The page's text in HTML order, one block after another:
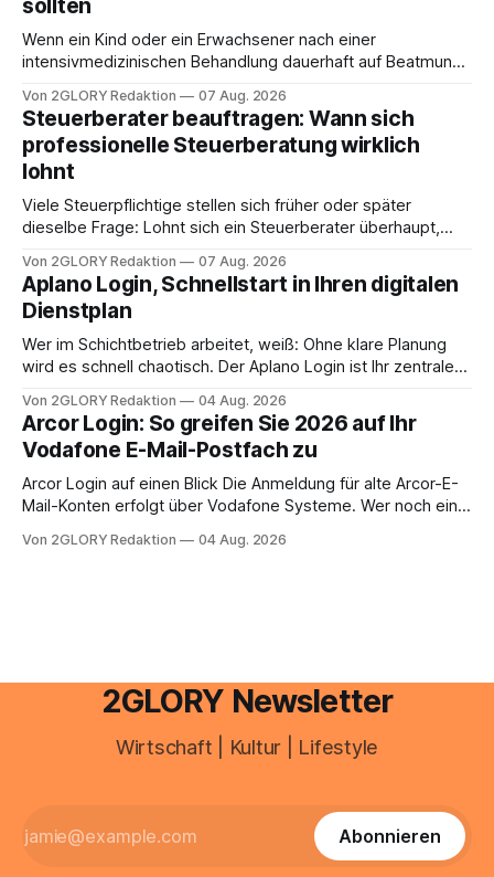
sollten
Wenn ein Kind oder ein Erwachsener nach einer
intensivmedizinischen Behandlung dauerhaft auf Beatmung
angewiesen ist, stellt sich für Familien eine schwierige
Frage: Muss die Versorgung dauerhaft in der Klinik bleiben –
oder ist ein Leben zu Hause möglich? Die außerklinische
Intensivpflege bietet genau diese Alternative: Sie
Von 2GLORY Redaktion 07 Aug. 2026
Steuerberater beauftragen: Wann sich
professionelle Steuerberatung wirklich
lohnt
Viele Steuerpflichtige stellen sich früher oder später
dieselbe Frage: Lohnt sich ein Steuerberater überhaupt,
erledigen? Die kurze Antwort: Bei einfachen
Einkommensverhältnissen reicht häufig eine Steuersoftware
aus – sobald jedoch mehrere Einkunftsarten
zusammentreffen oder größere finanzielle Veränderungen
anstehen, zahlt sich professionelle Unterstützung meist
Von 2GLORY Redaktion 07 Aug. 2026
Aplano Login, Schnellstart in Ihren digitalen
Dienstplan
Wer im Schichtbetrieb arbeitet, weiß: Ohne klare Planung
wird es schnell chaotisch. Der Aplano Login ist Ihr zentraler
abwesenheiten und die gesamte kommunikation rund um
Ihr personal digital zu organisieren. In diesem Leitfaden
erfahren Sie alles, was Sie für einen reibungslosen Einstieg
brauchen, von der Registrierung
Von 2GLORY Redaktion 04 Aug. 2026
Arcor Login: So greifen Sie 2026 auf Ihr
Vodafone E-Mail-Postfach zu
Arcor Login auf einen Blick Die Anmeldung für alte Arcor-E-
Mail-Konten erfolgt über Vodafone Systeme. Wer noch eine
besitzt, loggt sich heute über das Vodafone E-Mail & Cloud
Von 2GLORY Redaktion 04 Aug. 2026
2GLORY Newsletter
Wirtschaft | Kultur | Lifestyle
Abonnieren